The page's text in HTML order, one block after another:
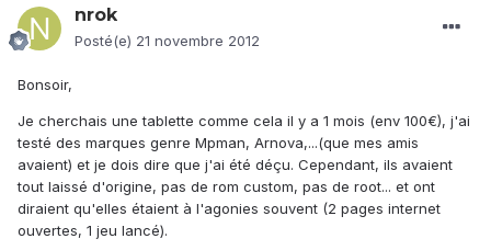
nrok
Posté(e) 21 novembre 2012
Bonsoir,
Je cherchais une tablette comme cela il y a 1 mois (env 100€), j'ai
testé des marques genre Mpman, Arnova,...(que mes amis
avaient) et je dois dire que j'ai été déçu. Cependant, ils avaient
tout laissé d'origine, pas de rom custom, pas de root... et ont
diraient qu'elles étaient à l'agonies souvent (2 pages internet
ouvertes, 1 jeu lancé).